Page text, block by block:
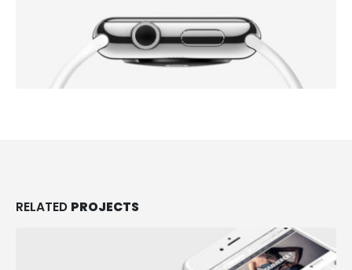
RELATED PROJECTS